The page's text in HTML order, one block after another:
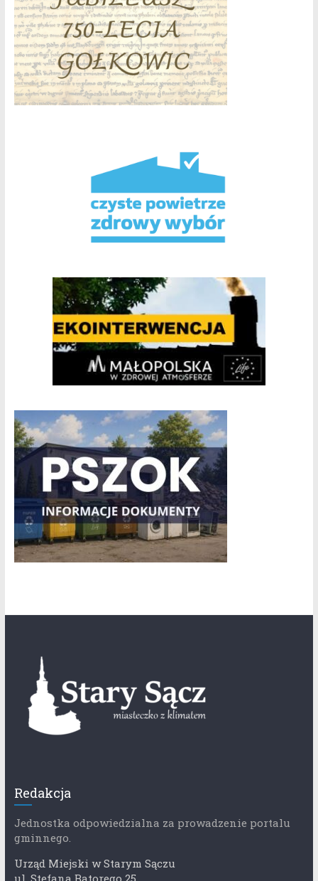
Redakcja
Jednostka odpowiedzialna za prowadzenie portalu
gminnego.
Urząd Miejski w Starym Sączu